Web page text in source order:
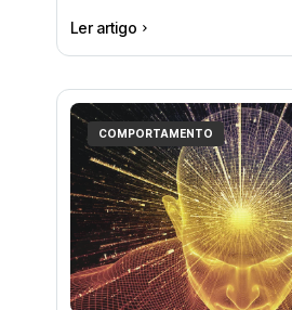
Ler artigo
COMPORTAMENTO